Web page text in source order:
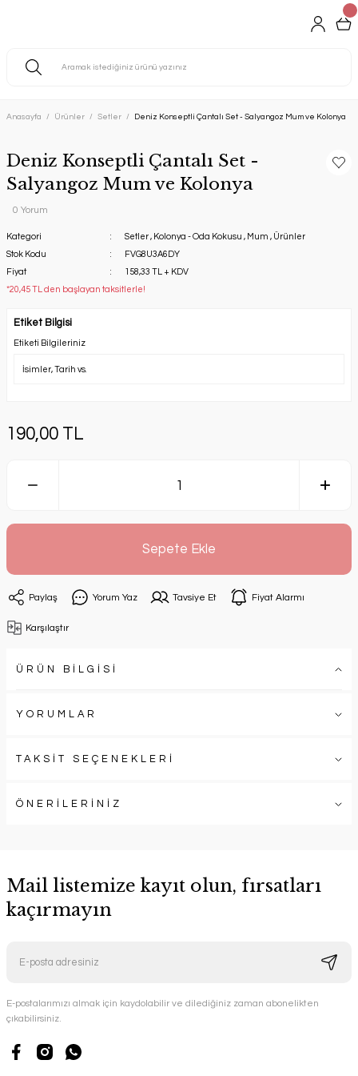
Anasayfa Ürünler Setler Deniz Konseptli Çantalı Set - Salyangoz Mum ve Kolonya
Deniz Konseptli Çantalı Set -
Salyangoz Mum ve Kolonya
0 Yorum
Kategori Setler , Kolonya - Oda Kokusu , Mum , Ürünler
Stok Kodu
FVG8U3A6DY
Fiyat
158,33 TL + KDV
*20,45 TL den başlayan taksitlerle!
Etiket Bilgisi
Etiketi Bilgileriniz
190,00 TL
Sepete Ekle
Paylaş Yorum Yaz Tavsiye Et Fiyat Alarmı
Karşılaştır
ÜRÜN BİLGİSİ
YORUMLAR
TAKSİT SEÇENEKLERİ
ÖNERİLERİNİZ
Mail listemize kayıt olun, fırsatları
kaçırmayın
E-postalarımızı almak için kaydolabilir ve dilediğiniz zaman abonelikten
çıkabilirsiniz.